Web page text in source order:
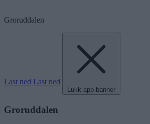
Groruddalen
Last ned Last ned
Lukk app-banner
Groruddalen